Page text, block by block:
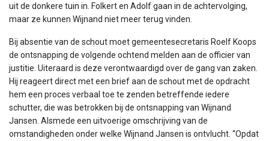
uit de donkere tuin in. Folkert en Adolf gaan in de achtervolging,
maar ze kunnen Wijnand niet meer terug vinden.
Bij absentie van de schout moet gemeentesecretaris Roelf Koops
de ontsnapping de volgende ochtend melden aan de officier van
justitie. Uiteraard is deze verontwaardigd over de gang van zaken.
Hij reageert direct met een brief aan de schout met de opdracht
hem een proces verbaal toe te zenden betreffende iedere
schutter, die was betrokken bij de ontsnapping van Wijnand
Jansen. Alsmede een uitvoerige omschrijving van de
omstandigheden onder welke Wijnand Jansen is ontvlucht. “Opdat